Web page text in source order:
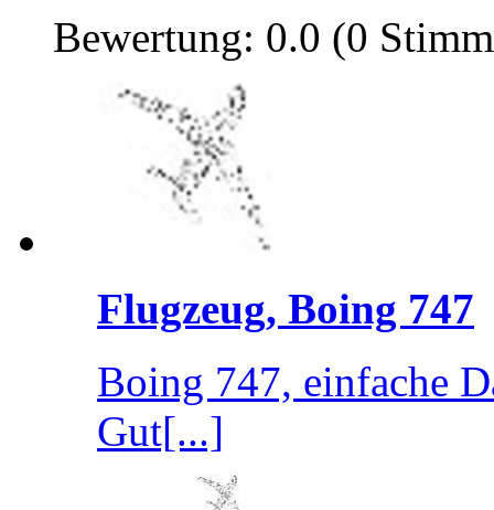
Bewertung: 0.0 (0
Flugzeug, Boing 747
Boing 747, einfache
Gut[...]